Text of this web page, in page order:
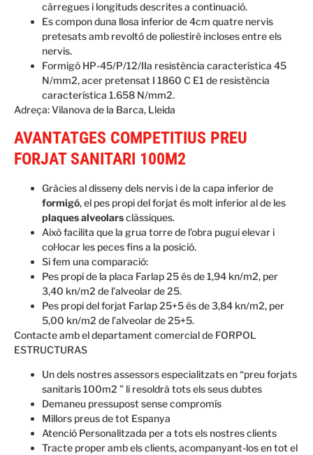
càrregues i longituds descrites a continuació.
Es compon duna llosa inferior de 4cm quatre nervis
pretesats amb revoltó de poliestirè incloses entre els
nervis.
Formigó HP-45/P/12/IIa resistència característica 45
N/mm2, acer pretensat I 1860 C E1 de resistència
característica 1.658 N/mm2.
Adreça: Vilanova de la Barca, Lleida
AVANTATGES COMPETITIUS PREU
FORJAT SANITARI 100M2
Gràcies al disseny dels nervis i de la capa inferior de
formigó, el pes propi del forjat és molt inferior al de les
plaques alveolarsclàssiques.
Això facilita que la grua torre de l’obra pugui elevar i
col·locar les peces fins a la posició.
Si fem una comparació:
Pes propi de la placa Farlap 25 és de 1,94 kn/m2, per
3,40 kn/m2 de l’alveolar de 25.
Pes propi del forjat Farlap 25+5 és de 3,84 kn/m2, per
5,00 kn/m2 de l’alveolar de 25+5.
Contacte amb el departament comercial de FORPOL
ESTRUCTURAS
Un dels nostres assessors especialitzats en “preu forjats
sanitaris 100m2 ” li resoldrà tots els seus dubtes
Demaneu pressupost sense compromís
Millors preus de tot Espanya
Atenció Personalitzada per a tots els nostres clients
Tracte proper amb els clients, acompanyant-los en tot el